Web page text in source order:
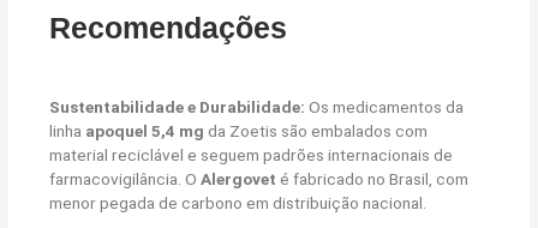
Recomendações
Sustentabilidade e Durabilidade: Os medicamentos da
linha apoquel 5,4 mg da Zoetis são embalados com
material reciclável e seguem padrões internacionais de
farmacovigilância. OAlergovet é fabricado no Brasil, com
menor pegada de carbono em distribuição nacional.